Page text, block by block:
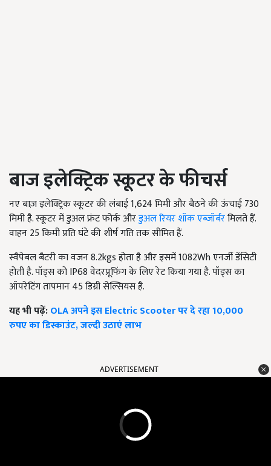
बाज इलेक्ट्रिक स्कूटर के फीचर्स
नए बाज़ इलेक्ट्रिक स्कूटर की लंबाई 1,624 मिमी और बैठने की ऊंचाई 730
मिमी है. स्कूटर में डुअल फ्रंट फोर्क औरडुअल रियर शॉक एब्जॉर्बरमिलते हैं.
वाहन 25 किमी प्रति घंटे की शीर्ष गति तक सीमित हैं.
स्वैपेबल बैटरी का वजन 8.2kgsहोता है और इसमें 1082Whएनर्जी डेंसिटी
होती है. पॉड्स कोIP68 वेदरप्रूफिंग के लिए रेट किया गया है. पॉड्स का
ऑपरेटिंग तापमान 45 डिग्री सेल्सियस है.
यह भी पढ़ें:OLA अपने इस Electric Scooter पर दे रहा 10,000
रुपए का डिस्काउंट, जल्दी उठाएं लाभ
ADVERTISEMENT